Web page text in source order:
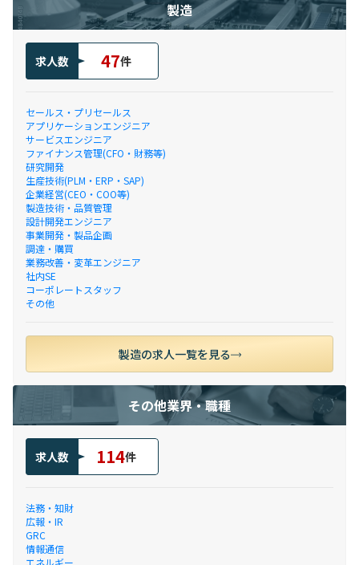
製造
求人数 47件
セールス・プリセールス
アプリケーションエンジニア
サービスエンジニア
ファイナンス管理(CFO・財務等)
研究開発
生産技術(PLM・ERP・SAP)
企業経営(CEO・COO等)
製造技術・品質管理
設計開発エンジニア
事業開発・製品企画
調達・購買
業務改善・変革エンジニア
社内SE
コーポレートスタッフ
その他
製造の求人一覧を見る
その他業界・職種
求人数 114件
法務・知財
広報・IR
GRC
情報通信
エネルギー